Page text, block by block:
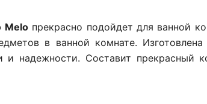
Meloпрекрасно подойдет для ванной
в ванной комнате.
надежности. Составит прекрасный